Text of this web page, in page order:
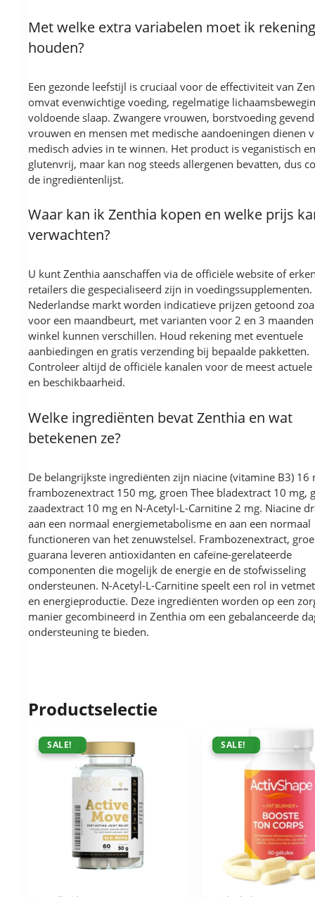
Met welke extra variabelen moet ik rekening
houden?
Een gezonde leefstijl is cruciaal voor de effectiviteit van
omvat evenwichtige voeding, regelmatige
voldoende slaap. Zwangere vrouwen, borstvoeding
vrouwen en mensen met medische aandoeningen dienen
medisch advies in te winnen. Het product is veganistisch en
glutenvrij, maar kan nog steeds allergenen bevatten, dus
de ingrediëntenlijst.
Waar kan ik Zenthia kopen en welke prijs
verwachten?
U kunt Zenthia aanschaffen via de officiële website of
retailers die gespecialiseerd zijn in
Nederlandse markt worden indicatieve prijzen getoond
voor een maandbeurt, met varianten voor 2 en 3
winkel kunnen verschillen. Houd rekening met eventuele
aanbiedingen en gratis verzending bij bepaalde pakketten.
Controleer altijd de officiële kanalen voor de meest
en beschikbaarheid.
Welke ingrediënten bevat Zenthia en wat
betekenen ze?
De belangrijkste ingrediënten zijn niacine (vitamine B3) 16
frambozenextract 150 mg, groen Thee bladextract 10 mg,
zaadextract 10 mg en N-Acetyl-L-Carnitine 2 mg. Niacine
aan een normaal energiemetabolisme en aan een normaal
functioneren van het zenuwstelsel. Frambozenextract,
guarana leveren antioxidanten en cafeïne-gerelateerde
componenten die mogelijk de energie en de stofwisseling
ondersteunen. N-Acetyl-L-Carnitine speelt een rol in
en energieproductie. Deze ingrediënten worden op een
manier gecombineerd in Zenthia om een gebalanceerde
ondersteuning te bieden.
Productselectie
ACTIE !
SALE! ACTIE !
SALE!